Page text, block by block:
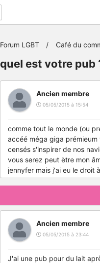
Forum LGBT Café du
quel est votre pub
Ancien membre
05/05/2015 à 15:54
comme tout le monde (ou
accéé méga giga
censés s'inspirer de nos
vous serez peut ètre mon
jennyfer mais j'ai eu le droit
Ancien membre
05/05/2015 à 23:44
J'ai une pub pour du lait